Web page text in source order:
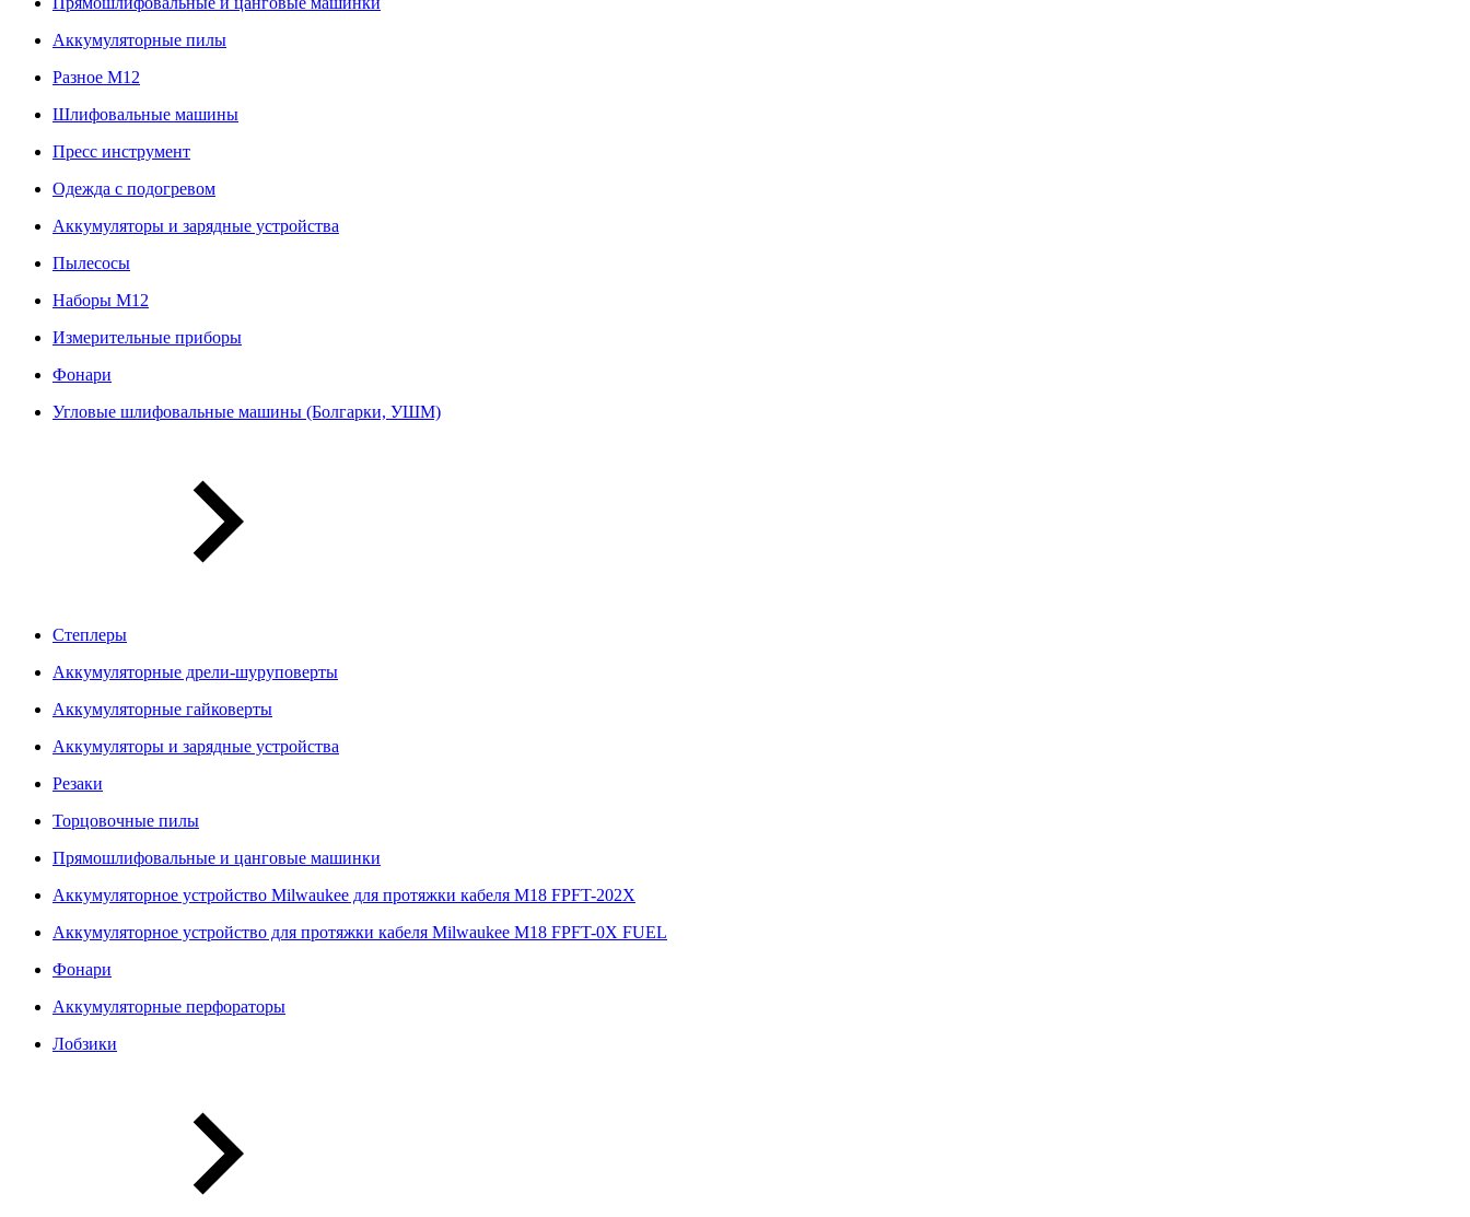
Аккумуляторные пилы
Разное M12
Шлифовальные машины
Пресс инструмент
Одежда с подогревом
Аккумуляторы и зарядные устройства
Пылесосы
Наборы М12
Измерительные приборы
Фонари
Угловые шлифовальные машины (Болгарки, УШМ)
Степлеры
Аккумуляторные дрели-шуруповерты
Аккумуляторные гайковерты
Аккумуляторы и зарядные устройства
Резаки
Торцовочные пилы
Прямошлифовальные и цанговые машинки
Аккумуляторное устройство Milwaukee для протяжки кабеля M18 FPFT-202X
Аккумуляторное устройство для протяжки кабеля Milwaukee M18 FPFT-0X FUEL
Фонари
Аккумуляторные перфораторы
Лобзики